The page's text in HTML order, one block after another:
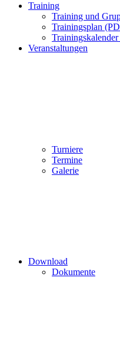
Training
Training und
Trainingsplan
Trainingskalender
Veranstaltungen
Turniere
Termine
Galerie
Download
Dokumente